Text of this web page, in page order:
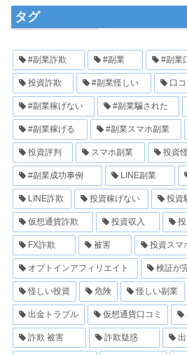
タグ
#副業詐欺 #副業 #副業
投資詐欺 #副業怪しい 口コ
#副業稼げない #副業騙された
#副業稼げる #副業スマホ副業
投資評判 スマホ副業 投資
#副業成功事例 LINE副業
LINE詐欺 投資稼げない 投資
仮想通貨詐欺 投資収入
FX詐欺 被害 投資スマ
オプトインアフィリエイト 検証が
怪しい投資 危険 怪しい副業
出金トラブル 仮想通貨口コミ
詐欺 被害 詐欺疑惑